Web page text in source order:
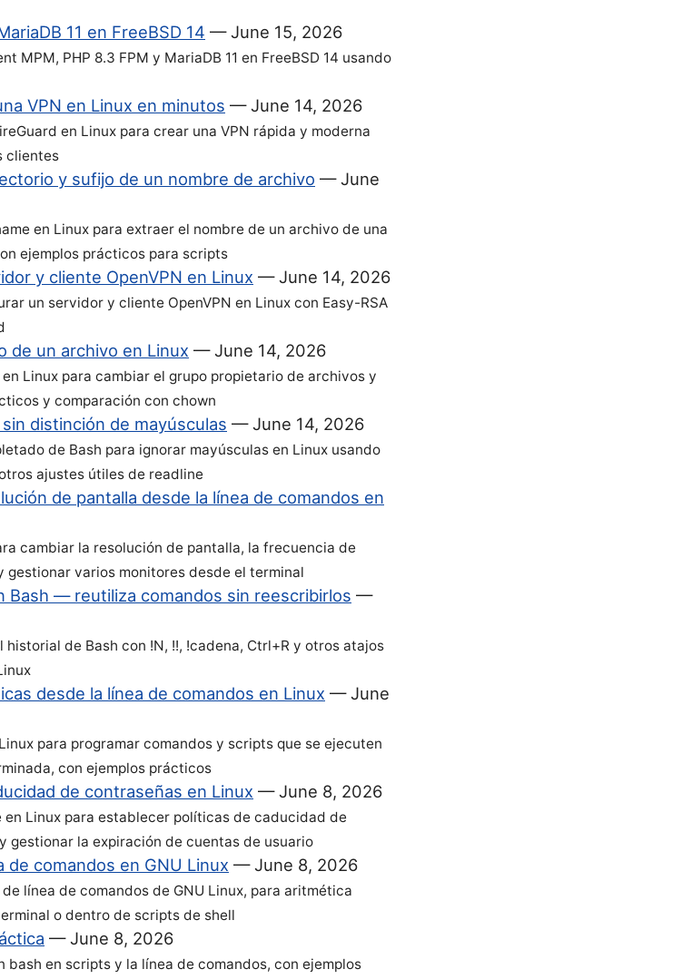
11 en FreeBSD 14 —June 15, 2026
MPM, PHP 8.3 FPM y MariaDB 11 en FreeBSD 14 usando
VPN en Linux en minutos —June 14, 2026
en Linux para crear una VPN rápida y moderna
clientes
y sufijo de un nombre de archivo —June
en Linux para extraer el nombre de un archivo de una
ejemplos prácticos para scripts
y cliente OpenVPN en Linux —June 14, 2026
un servidor y cliente OpenVPN en Linux con Easy-RSA
de un archivo en Linux —June 14, 2026
Linux para cambiar el grupo propietario de archivos y
y comparación con chown
distinción de mayúsculas —June 14, 2026
de Bash para ignorar mayúsculas en Linux usando
ajustes útiles de readline
de pantalla desde la línea de comandos en
cambiar la resolución de pantalla, la frecuencia de
varios monitores desde el terminal
Bash — reutiliza comandos sin reescribirlos —
de Bash con !N, !!, !cadena, Ctrl+R y otros atajos
desde la línea de comandos en Linux —June
para programar comandos y scripts que se ejecuten
con ejemplos prácticos
de contraseñas en Linux —June 8, 2026
en Linux para establecer políticas de caducidad de
gestionar la expiración de cuentas de usuario
comandos en GNU Linux —June 8, 2026
línea de comandos de GNU Linux, para aritmética
o dentro de scripts de shell
—June 8, 2026
bash en scripts y la línea de comandos, con ejemplos